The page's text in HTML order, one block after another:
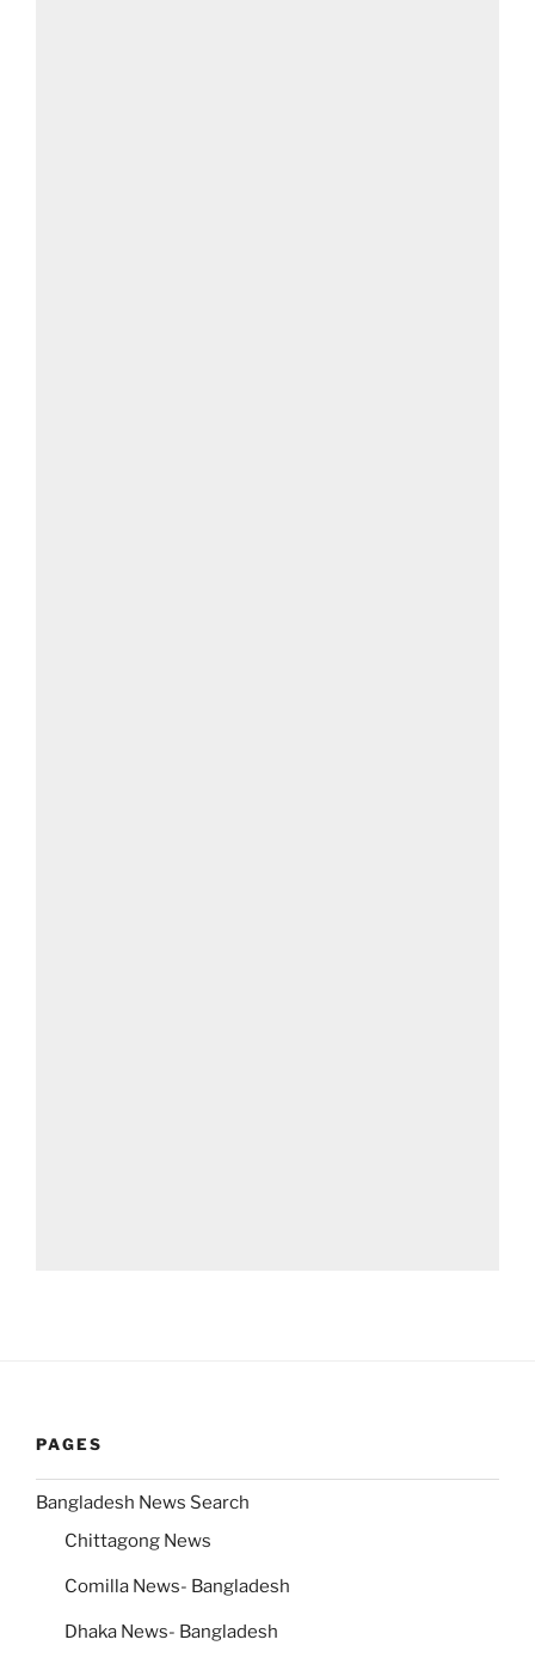
PAGES
Bangladesh News Search
Chittagong News
Comilla News- Bangladesh
Dhaka News- Bangladesh